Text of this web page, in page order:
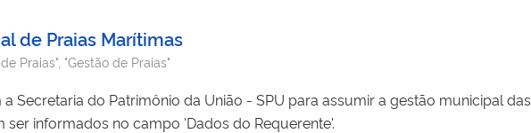
de Praias Marítimas
Praias", "Gestão de Praias"
Secretaria do Patrimônio da União - SPU para assumir a gestão municipal das
informados no campo 'Dados do Requerente'.